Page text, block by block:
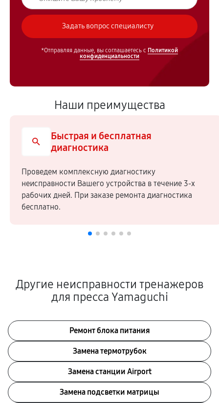
*Отправляя данные, вы соглашаетесь с Политикой
конфиденциальности
Наши преимущества
Быстрая и бесплатная
диагностика
Проведем комплексную диагностику
неисправности Вашего устройства в течение 3-х
рабочих дней. При заказе ремонта диагностика
бесплатно.
Другие неисправности тренажеров
для пресса Yamaguchi
Ремонт блока питания
Замена термотрубок
Замена станции Airport
Замена подсветки матрицы